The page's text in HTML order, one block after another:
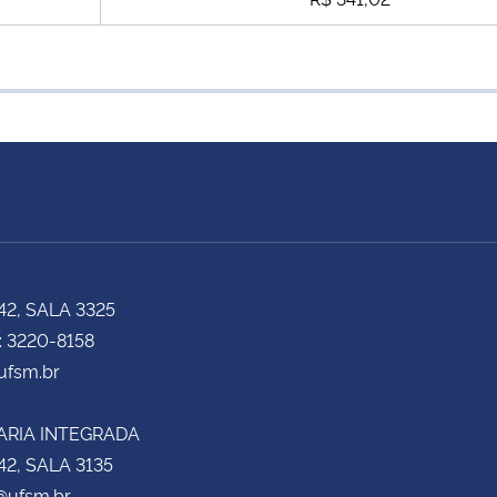
SALA 3325
3220-8158
INTEGRADA
SALA 3135